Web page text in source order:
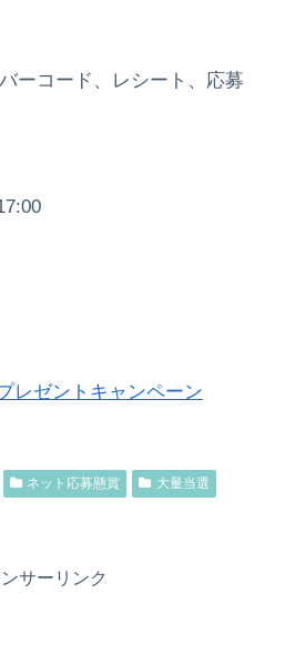
ーコード、レシート、応募
レゼントキャンペーン
ネット応募懸賞 大量当選
サーリンク